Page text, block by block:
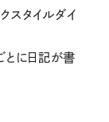
スタイルダイ
とに日記が書